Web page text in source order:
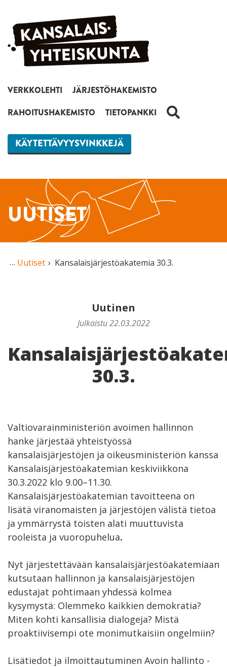
Siirry sisältöön
VERKKOLEHTI
JÄRJESTÖHAKEMISTO
RAHOITUSHAKEMISTO
TIETOPANKKI HAKU
KÄYTETTÄVYYSVINKKEJÄ
UUTISET
Uutiset Kansalaisjärjestöakatemia 30.3.
Uutinen
Julkaistu 22.03.2022
30.3.
Valtiovarainministeriön avoimen hallinnon
hanke järjestää yhteistyössä
kansalaisjärjestöjen ja oikeusministeriön kanssa
Kansalaisjärjestöakatemian keskiviikkona
30.3.2022 klo 9.00–11.30.
Kansalaisjärjestöakatemian tavoitteena on
lisätä viranomaisten ja järjestöjen välistä tietoa
ja ymmärrystä toisten alati muuttuvista
rooleista ja vuoropuhelua.
Nyt järjestettävään kansalaisjärjestöakatemiaan
kutsutaan hallinnon ja kansalaisjärjestöjen
edustajat pohtimaan yhdessä kolmea
kysymystä: Olemmeko kaikkien demokratia?
Miten kohti kansallisia dialogeja? Mistä
proaktiivisempi ote monimutkaisiin ongelmiin?
Lisätiedot ja ilmoittautuminen Avoin hallinto -